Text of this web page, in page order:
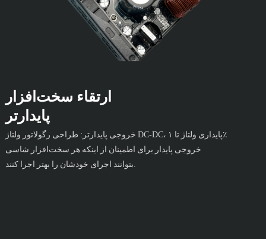
ارتقاء سخت‌افزار
پایدارتر
خروجی پایدارتر: طراحی رگولاتور ولتاژ DC-DC، پایداری ولتاژ تا ۱٪
خروجی پایدار برای اطمینان از اینکه هر سخت‌افزار شاسی